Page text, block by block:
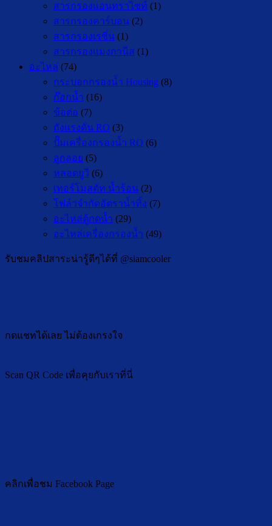
สารกรองแอนทราไซท์ (1)
สารกรองคาร์บอน (2)
สารกรองเรซิ่น (1)
สารกรองแมงกานีส (1)
อะไหล่ (74)
กระบอกกรองน้ำ Housing (8)
ก๊อกน้ำ (16)
ข้อต่อ (7)
ถังแรงดัน RO (3)
ปั๊มเครื่องกรองน้ำ RO (6)
ลูกลอย (5)
หลอดยูวี (6)
เทอร์โมสตัท น้ำร้อน (2)
โฟล์วจำกัดอัตราน้ำทิ้ง (7)
อะไหล่ตู้กดน้ำ (29)
อะไหล่เครื่องกรองน้ำ (49)
รับชมคลิปสาระน่ารู้ดีๆได้ที่ @siamcooler
กดแชทได้เลย ไม่ต้องเกรงใจ
Scan QR Code เพื่อคุยกับเราที่นี่
คลิกเพื่อชม Facebook Page